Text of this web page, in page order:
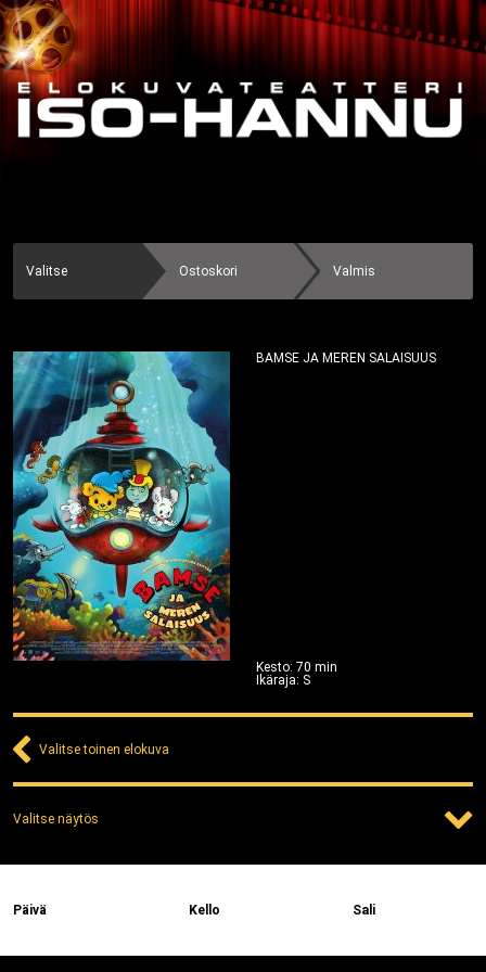
Valitse Ostoskori Valmis
BAMSE JA MEREN SALAISUUS
Kesto: 70 min
Ikäraja: S
Valitse toinen elokuva
Valitse näytös
Päivä Kello Sali